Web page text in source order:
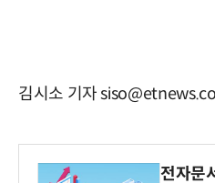
김시소 기자
전자문